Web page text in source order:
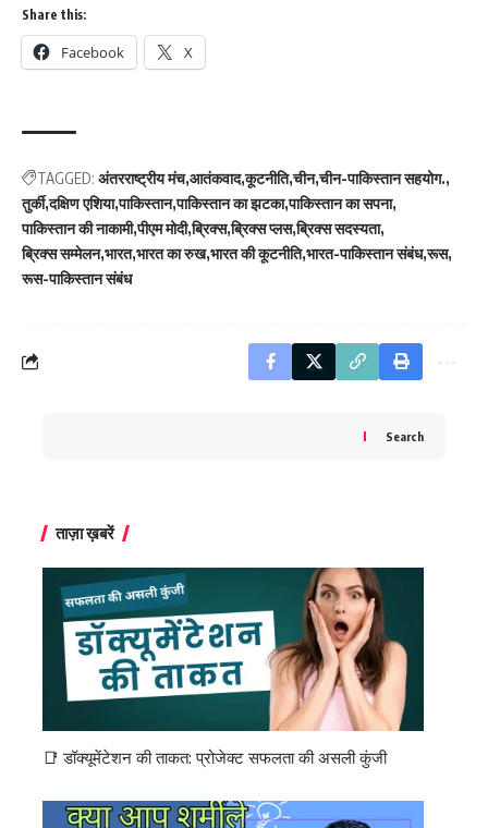
Share this:
Facebook X
TAGGED: अंतरराष्ट्रीय मंच आतंकवाद कूटनीति चीन चीन-पाकिस्तान सहयोग.
तुर्की दक्षिण एशिया पाकिस्तान पाकिस्तान का झटका पाकिस्तान का सपना
पाकिस्तान की नाकामी पीएम मोदी ब्रिक्स ब्रिक्स प्लस ब्रिक्स सदस्यता
ब्रिक्स सम्मेलन भारत भारत का रुख भारत की कूटनीति भारत-पाकिस्तान संबंध रूस
रूस-पाकिस्तान संबंध
Search
ताज़ा ख़बरें
📑 डॉक्यूमेंटेशन की ताकत: प्रोजेक्ट सफलता की असली कुंजी